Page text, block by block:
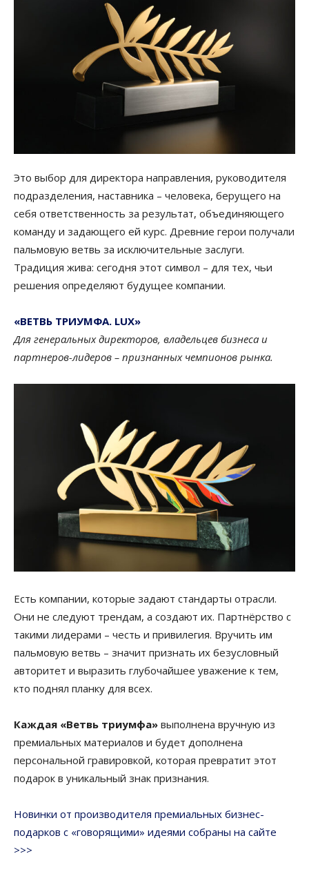
Это выбор для директора направления, руководителя
подразделения, наставника – человека, берущего на
себя ответственность за результат, объединяющего
команду и задающего ей курс. Древние герои получали
пальмовую ветвь за исключительные заслуги.
Традиция жива: сегодня этот символ – для тех, чьи
решения определяют будущее компании.
«ВЕТВЬ ТРИУМФА. LUX»
Для генеральных директоров, владельцев бизнеса и
партнеров-лидеров – признанных чемпионов рынка.
Есть компании, которые задают стандарты отрасли.
Они не следуют трендам, а создают их. Партнёрство с
такими лидерами – честь и привилегия. Вручить им
пальмовую ветвь – значит признать их безусловный
авторитет и выразить глубочайшее уважение к тем,
кто поднял планку для всех.
Каждая «Ветвь триумфа» выполнена вручную из
премиальных материалов и будет дополнена
персональной гравировкой, которая превратит этот
подарок в уникальный знак признания.
Новинки от производителя премиальных бизнес-
подарков с «говорящими» идеями собраны на сайте
>>>